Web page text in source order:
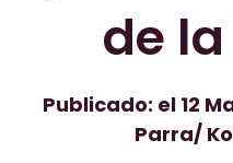
de
Publicado: el 12
Parra/